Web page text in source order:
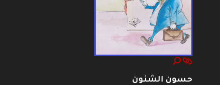
حسون الشنون